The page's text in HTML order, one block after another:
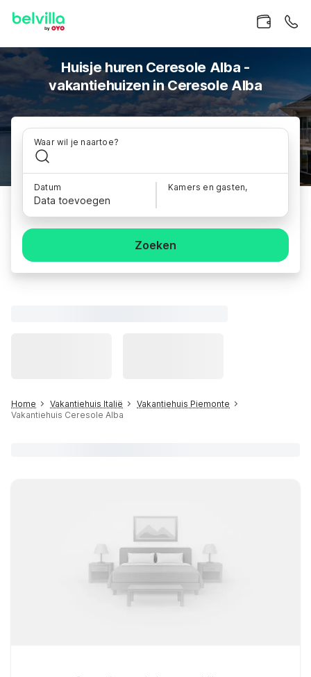
Huisje huren Ceresole Alba -
vakantiehuizen in Ceresole Alba
Waar wil je naartoe?
Datum
Data toevoegen
Kamers en gasten,
Zoeken
Home Vakantiehuis Italië
Vakantiehuis Piemonte
Vakantiehuis Ceresole Alba